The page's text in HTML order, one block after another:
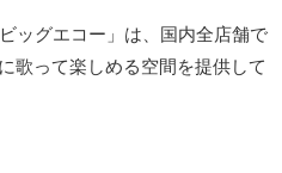
ッグエコー」は、国内全店舗で
歌って楽しめる空間を提供して